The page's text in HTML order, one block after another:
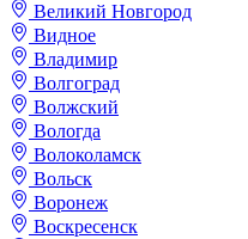
Великий Новгород
Видное
Владимир
Волгоград
Волжский
Вологда
Волоколамск
Вольск
Воронеж
Воскресенск